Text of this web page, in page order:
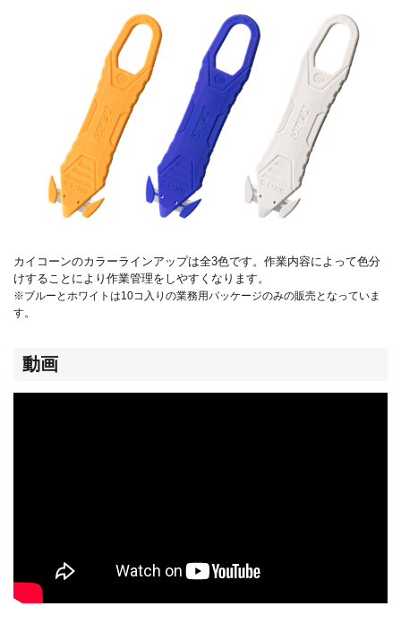
カイコーンのカラーラインアップは全3色です。作業内容によって色分
けすることにより作業管理をしやすくなります。
※ブルーとホワイトは10コ入りの業務用パッケージのみの販売となっていま
す。
動画